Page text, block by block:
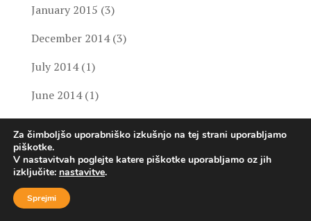
January 2015 (3)
December 2014(3)
July 2014(1)
June 2014(1)
May 2014(1)
April 2014
March 2014(2)
February 2014
Za čimboljšo uporabniško izkušnjo na tej strani uporabljamo
piškotke.
V nastavitvah poglejte katere piškotke uporabljamo oz jih
izključite: nastavitve.
Sprejmi